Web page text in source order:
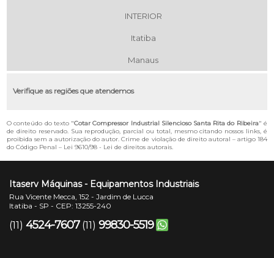
INTERIOR
Itatiba
Manaus
Verifique as regiões que atendemos
O conteúdo do texto "Cotar Compressor Industrial Silencioso Santa Rita do Ribeira" é
de direito reservado. Sua reprodução, parcial ou total, mesmo citando nossos links, é
proibida sem a autorização do autor. Crime de violação de direito autoral – artigo 184
do Código Penal – Lei 9610/98 - Lei de direitos autorais.
Itaserv Máquinas - Equipamentos Industriais
Rua Vicente Mecca, 152 - Jardim de Lucca
Itatiba - SP - CEP: 13255-240
(11) 4524-7607 (11) 99830-5519